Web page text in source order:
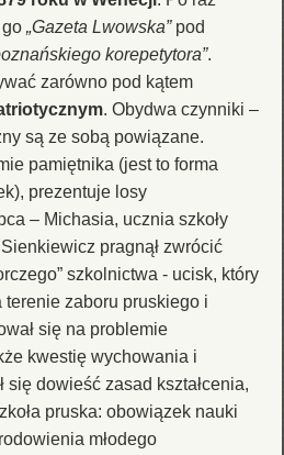
„Gazeta Lwowska”pod
korepetytora”.
zarówno pod kątem
. Obydwa czynniki –
są ze sobą powiązane.
pamiętnika (jest to forma
prezentuje losy
– Michasia, ucznia szkoły
pragnął zwrócić
szkolnictwa - ucisk, który
terenie zaboru pruskiego i
się na problemie
kwestię wychowania i
się dowieść zasad kształcenia,
pruska: obowiązek nauki
młodego